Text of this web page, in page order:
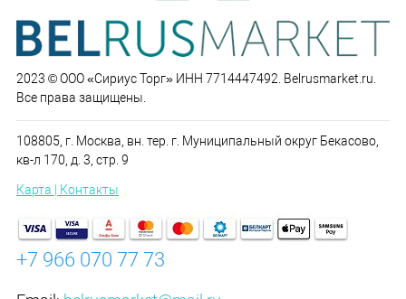
2023 © ООО «Сириус Торг» ИНН 7714447492. Belrusmarket.ru.
Все права защищены.
108805, г. Москва, вн. тер. г. Муниципальный округ Бекасово,
кв-л 170, д. 3, стр. 9
Карта | Контакты
+7 966 070 77 73